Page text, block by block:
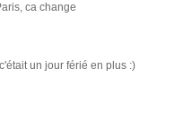
ca change
un jour férié en plus :)